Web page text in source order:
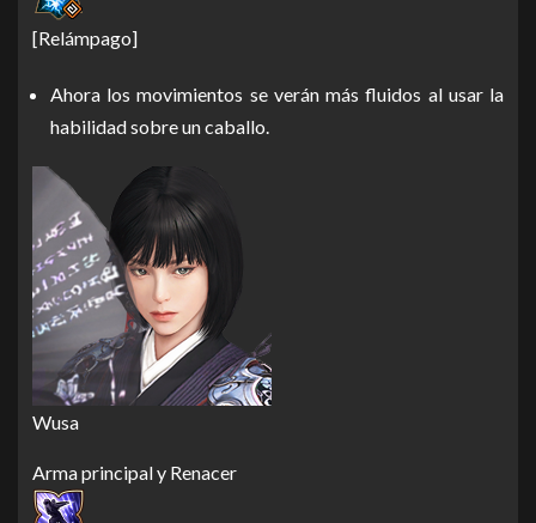
[Relámpago]
Ahora los movimientos se verán más fluidos al usar la
habilidad sobre un caballo.
Wusa
Arma principal y Renacer